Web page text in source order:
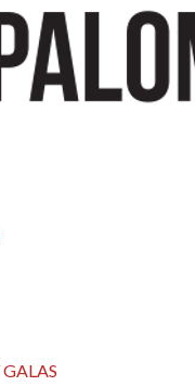
y latinoamericana